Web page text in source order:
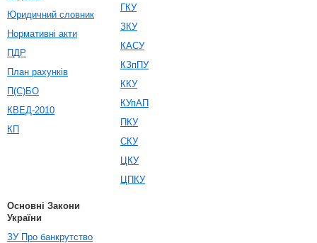
Юридичний словник
Нормативні акти
ПДР
План рахунків
П(С)БО
КВЕД-2010
КП
ГКУ
ЗКУ
КАСУ
КЗпПУ
ККУ
КУпАП
ПКУ
СКУ
ЦКУ
ЦПКУ
Основні Закони
України
ЗУ Про банкрутство